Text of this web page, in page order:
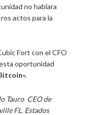
no hablara
actos para la
Fort con el CFO
oportunidad
«.
Tauro CEO de
FL. Estados